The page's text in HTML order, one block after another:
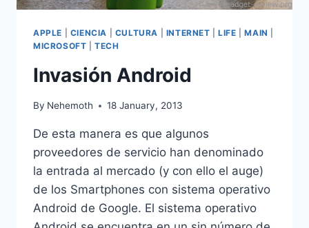
APPLE CIENCIA CULTURA INTERNET |LIFE |MAIN
MICROSOFT |TECH
Invasión Android
By Nehemoth 18 January, 2013
De esta manera es que algunos
proveedores de servicio han denominado
la entrada al mercado (y con ello el auge)
de los Smartphones con sistema operativo
Android de Google. El sistema operativo